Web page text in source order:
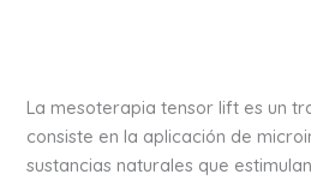
La mesoterapia tensor lift es un
consiste en la aplicación de
sustancias naturales que